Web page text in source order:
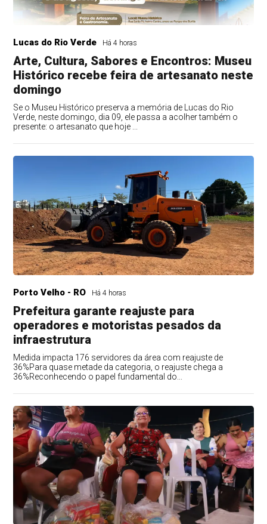
Lucas do Rio Verde Há 4 horas
Arte, Cultura, Sabores e Encontros: Museu
Histórico recebe feira de artesanato neste
domingo
Se o Museu Histórico preserva a memória de Lucas do Rio
Verde, neste domingo, dia 09, ele passa a acolher também o
presente: o artesanato que hoje ...
Porto Velho - RO Há 4 horas
Prefeitura garante reajuste para
operadores e motoristas pesados da
infraestrutura
Medida impacta 176 servidores da área com reajuste de
36%Para quase metade da categoria, o reajuste chega a
36%Reconhecendo o papel fundamental do...